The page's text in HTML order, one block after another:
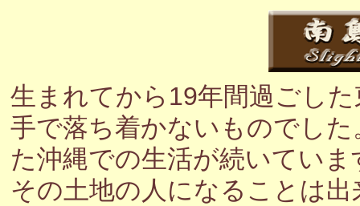
生まれてから19年間過ごし
手で落ち着かないものでし
た沖縄での生活が続いてい
その土地の人になることは